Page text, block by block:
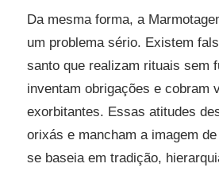
Da mesma forma, a
um problema sério. Existem
santo que realizam rituais sem
inventam obrigações e cobram
exorbitantes. Essas atitudes
orixás e mancham a imagem
se baseia em tradição,